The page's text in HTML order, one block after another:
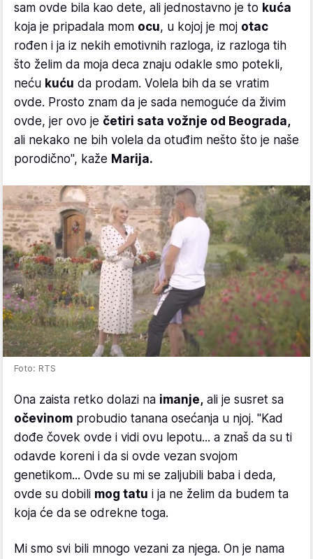
sam ovde bila kao dete, ali jednostavno je to kuća
koja je pripadala mom ocu, u kojoj je moj otac
rođen i ja iz nekih emotivnih razloga, iz razloga tih
što želim da moja deca znaju odakle smo potekli,
neću kuću da prodam. Volela bih da se vratim
ovde. Prosto znam da je sada nemoguće da živim
ovde, jer ovo je četiri sata vožnje od Beograda,
ali nekako ne bih volela da otuđim nešto što je naše
porodično", kaže Marija.
Foto: RTS
Ona zaista retko dolazi na imanje, ali je susret sa
očevinom probudio tanana osećanja u njoj. "Kad
dođe čovek ovde i vidi ovu lepotu... a znaš da su ti
odavde koreni i da si ovde vezan svojom
genetikom... Ovde su mi se zaljubili baba i deda,
ovde su dobili mog tatu i ja ne želim da budem ta
koja će da se odrekne toga.
Mi smo svi bili mnogo vezani za njega. On je nama